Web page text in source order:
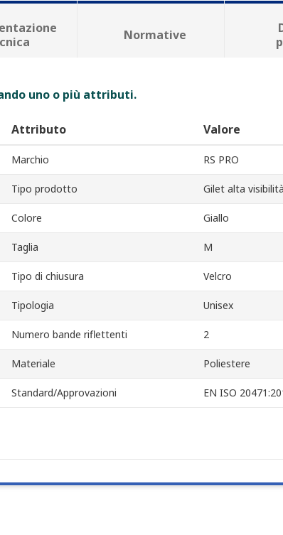
Normative
uno o più attributi.
Attributo Valore
Marchio RS PRO
Tipo prodotto Gilet alta visibilità
Colore Giallo
Taglia M
Tipo di chiusura Velcro
Tipologia Unisex
Numero bande riflettenti 2
Materiale Poliestere
Standard/Approvazioni EN ISO